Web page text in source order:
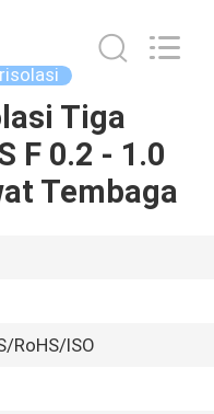
Tiga
F 0.2 - 1.0
Tembaga
RoHS/ISO